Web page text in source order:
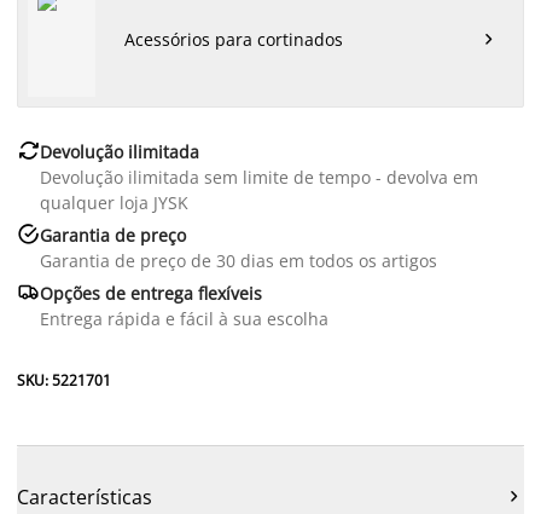
Acessórios para cortinados 
Devolução ilimitada
Devolução ilimitada sem limite de tempo - devolva em
qualquer loja JYSK
Garantia de preço
Garantia de preço de 30 dias em todos os artigos
Opções de entrega flexíveis
Entrega rápida e fácil à sua escolha
SKU: 5221701
Características 